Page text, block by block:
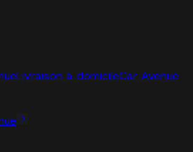
Livraison à domicileCar Avenue